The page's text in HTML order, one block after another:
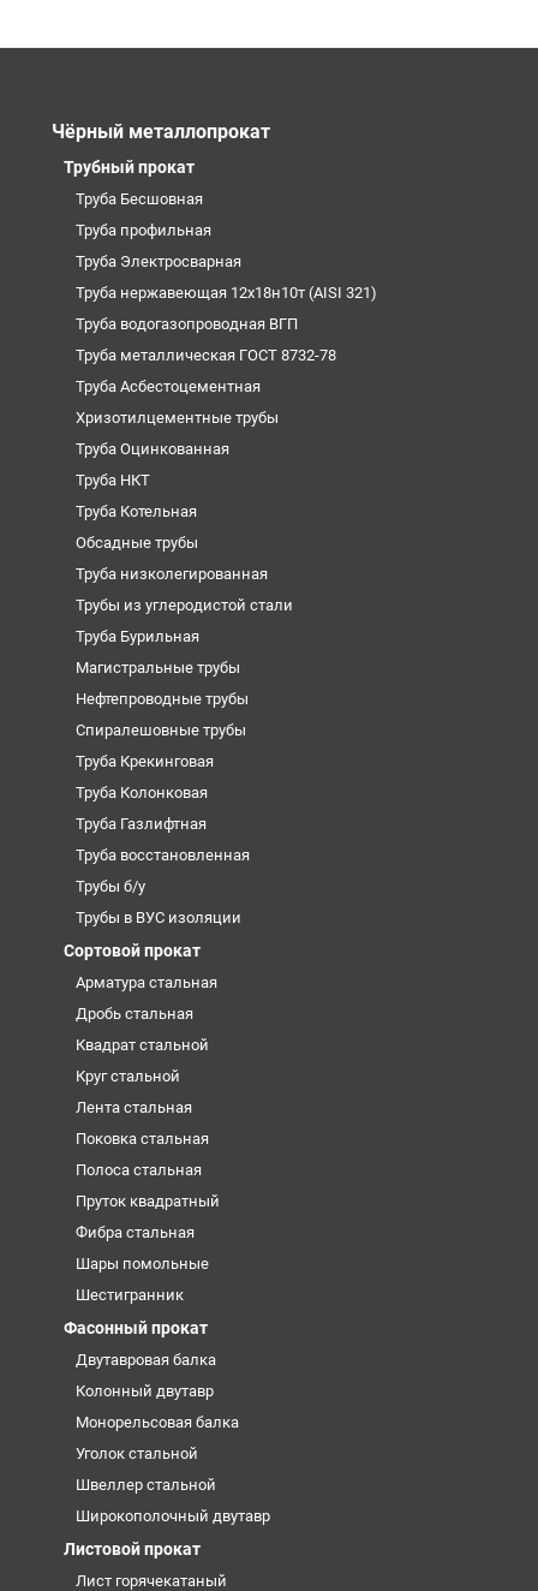
Чёрный металлопрокат
Трубный прокат
Труба Бесшовная
Труба профильная
Труба Электросварная
Труба нержавеющая 12х18н10т (AISI 321)
Труба водогазопроводная ВГП
Труба металлическая ГОСТ 8732-78
Труба Асбестоцементная
Хризотилцементные трубы
Труба Оцинкованная
Труба НКТ
Труба Котельная
Обсадные трубы
Труба низколегированная
Трубы из углеродистой стали
Труба Бурильная
Магистральные трубы
Нефтепроводные трубы
Спиралешовные трубы
Труба Крекинговая
Труба Колонковая
Труба Газлифтная
Труба восстановленная
Трубы б/у
Трубы в ВУС изоляции
Сортовой прокат
Арматура стальная
Дробь стальная
Квадрат стальной
Круг стальной
Лента стальная
Поковка стальная
Полоса стальная
Пруток квадратный
Фибра стальная
Шары помольные
Шестигранник
Фасонный прокат
Двутавровая балка
Колонный двутавр
Монорельсовая балка
Уголок стальной
Швеллер стальной
Широкополочный двутавр
Листовой прокат
Лист горячекатаный